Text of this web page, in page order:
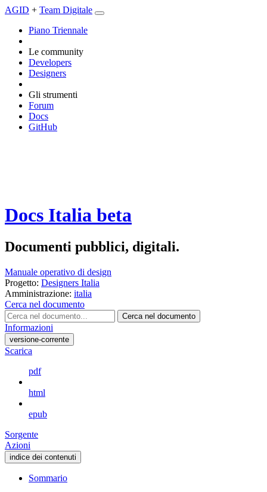
AGID + Team Digitale
Piano Triennale
Le community
Developers
Designers
Gli strumenti
Forum
Docs
GitHub
Docs Italia beta
Documenti pubblici, digitali.
Manuale operativo di design
Progetto: Designers Italia
Amministrazione: italia
Cerca nel documento
Cerca nel documento
Informazioni
versione-corrente
Scarica
pdf
html
epub
Sorgente
Azioni
indice dei contenuti
Sommario